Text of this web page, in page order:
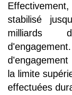
stabilisé
milliards
la limite
effectuées